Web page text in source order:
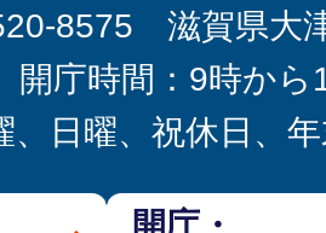
8575 滋賀県大
開庁時間：9時から
、日曜、祝休日、
開庁・